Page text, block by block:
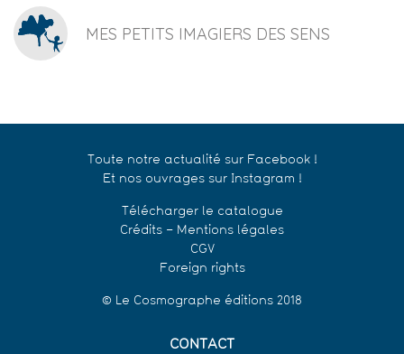
MES PETITS IMAGIERS DES SENS
Toute notre actualité sur Facebook !
Et nos ouvrages sur Instagram !
Télécharger le catalogue
Crédits – Mentions légales
CGV
Foreign rights
© Le Cosmographe éditions 2018
CONTACT